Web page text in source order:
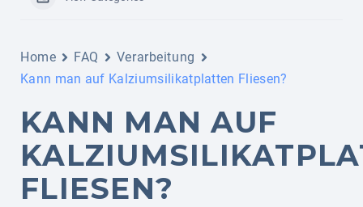
Home FAQ
Verarbeitung
Kann man auf Kalziumsilikatplatten Fliesen?
KANN MAN AUF
FLIESEN?